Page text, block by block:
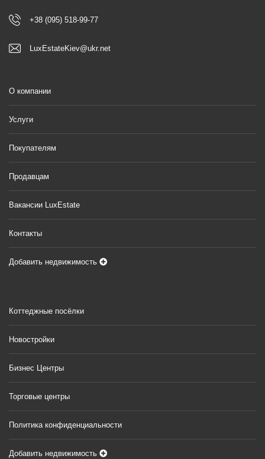
+38 (095) 518-99-77
LuxEstateKiev@ukr.net
О компании
Услуги
Покупателям
Продавцам
Вакансии LuxEstate
Контакты
Добавить недвижимость
Коттеджные посёлки
Новостройки
Бизнес Центры
Торговые центры
Политика конфиденциальности
Добавить недвижимость